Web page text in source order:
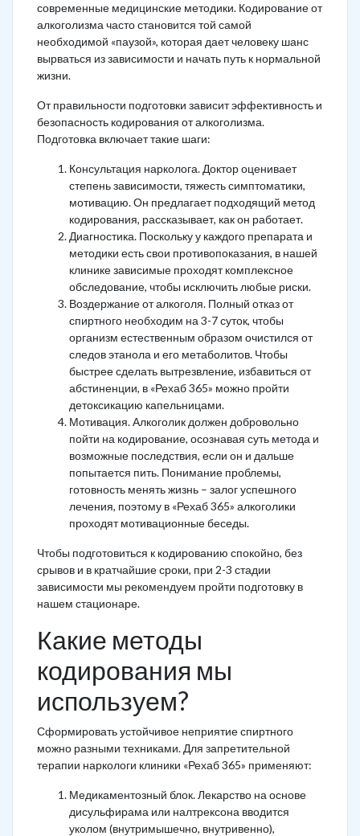
современные медицинские методики. Кодирование от
алкоголизма часто становится той самой
необходимой «паузой», которая дает человеку шанс
вырваться из зависимости и начать путь к нормальной
жизни.
От правильности подготовки зависит эффективность и
безопасность кодирования от алкоголизма.
Подготовка включает такие шаги:
Консультация нарколога. Доктор оценивает
степень зависимости, тяжесть симптоматики,
мотивацию. Он предлагает подходящий метод
кодирования, рассказывает, как он работает.
Диагностика. Поскольку у каждого препарата и
методики есть свои противопоказания, в нашей
клинике зависимые проходят комплексное
обследование, чтобы исключить любые риски.
Воздержание от алкоголя. Полный отказ от
спиртного необходим на 3-7 суток, чтобы
организм естественным образом очистился от
следов этанола и его метаболитов. Чтобы
быстрее сделать вытрезвление, избавиться от
абстиненции, в «Рехаб 365» можно пройти
детоксикацию капельницами.
Мотивация. Алкоголик должен добровольно
пойти на кодирование, осознавая суть метода и
возможные последствия, если он и дальше
попытается пить. Понимание проблемы,
готовность менять жизнь – залог успешного
лечения, поэтому в «Рехаб 365» алкоголики
проходят мотивационные беседы.
Чтобы подготовиться к кодированию спокойно, без
срывов и в кратчайшие сроки, при 2-3 стадии
зависимости мы рекомендуем пройти подготовку в
нашем стационаре.
Какие методы
кодирования мы
используем?
Сформировать устойчивое неприятие спиртного
можно разными техниками. Для запретительной
терапии наркологи клиники «Рехаб 365» применяют:
Медикаментозный блок. Лекарство на основе
дисульфирама или налтрексона вводится
уколом (внутримышечно, внутривенно),